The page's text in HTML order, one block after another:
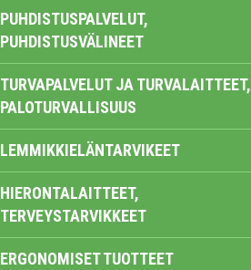
PUHDISTUSPALVELUT,
PUHDISTUSVÄLINEET
TURVAPALVELUT JA TURVALAITTEET,
PALOTURVALLISUUS
LEMMIKKIELÄNTARVIKEET
HIERONTALAITTEET,
TERVEYSTARVIKKEET
ERGONOMISET TUOTTEET